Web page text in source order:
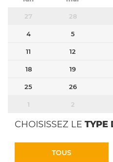
27 28
4 5
11 12
18 19
25 26
1 2
CHOISISSEZ LE TYPE
TOUS